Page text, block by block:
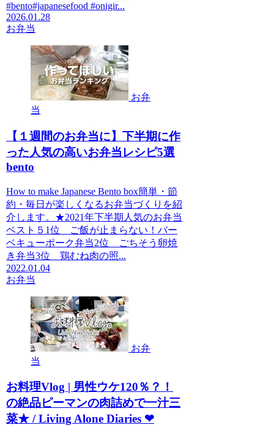
#bento#japanesefood #onigir...
2026.01.28
お弁当
お弁
当
【１週間のお弁当に】下半期に作
った人気の高いお弁当レシピ5選
bento
How to make Japanese Bento box簡単・節
約・毎日が楽しくなるお弁当づくりを紹
介します。★2021年下半期人気のお弁当
ベスト５1位 ご飯が止まらない！バー
ベキューポーク弁当2位 ごちそう卵焼
き弁当3位 鶏むね肉の照...
2022.01.04
お弁当
お弁
当
お料理Vlog | 男性ウケ120％？！
の絶品ピーマンの肉詰めで一汁三
菜★ / Living Alone Diaries ❤︎